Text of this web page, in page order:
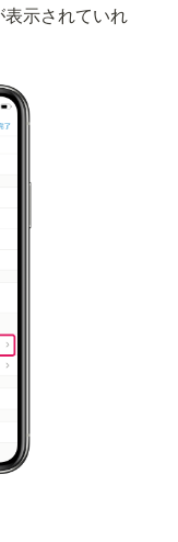
示されていれ